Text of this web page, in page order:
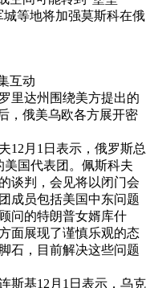
等地将加强莫斯科在俄
互动
达州围绕美方提出的
，俄美乌欧各方展开密
月1日表示，俄罗斯总
国代表团。佩斯科夫
谈判，会见将以闭门会
成员包括美国中东问题
问的特朗普女婿库什
面展现了谨慎乐观的态
石，目前解决这些问题
基12月1日表示，乌克